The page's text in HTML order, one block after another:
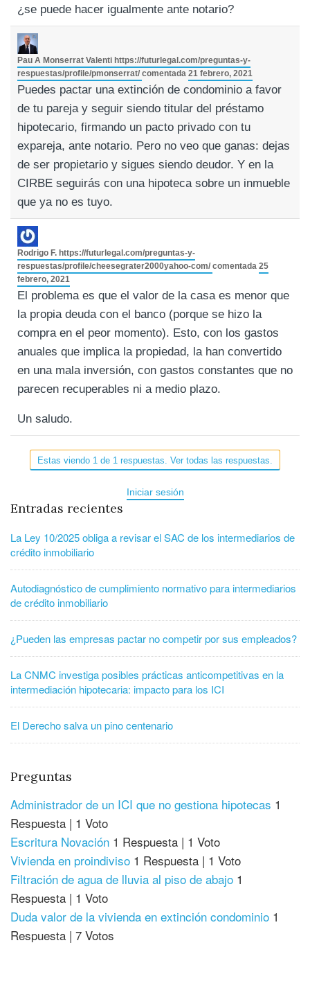
¿se puede hacer igualmente ante notario?
Pau A Monserrat Valenti https://futurlegal.com/preguntas-y-
respuestas/profile/pmonserrat/ comentada 21 febrero, 2021
Puedes pactar una extinción de condominio a favor
de tu pareja y seguir siendo titular del préstamo
hipotecario, firmando un pacto privado con tu
expareja, ante notario. Pero no veo que ganas: dejas
de ser propietario y sigues siendo deudor. Y en la
CIRBE seguirás con una hipoteca sobre un inmueble
que ya no es tuyo.
Rodrigo F. https://futurlegal.com/preguntas-y-
respuestas/profile/cheesegrater2000yahoo-com/ comentada 25
febrero, 2021
El problema es que el valor de la casa es menor que
la propia deuda con el banco (porque se hizo la
compra en el peor momento). Esto, con los gastos
anuales que implica la propiedad, la han convertido
en una mala inversión, con gastos constantes que no
parecen recuperables ni a medio plazo.
Un saludo.
Estas viendo 1 de 1 respuestas. Ver todas las respuestas.
Iniciar sesión
Entradas recientes
La Ley 10/2025 obliga a revisar el SAC de los intermediarios de
crédito inmobiliario
Autodiagnóstico de cumplimiento normativo para intermediarios
de crédito inmobiliario
¿Pueden las empresas pactar no competir por sus empleados?
La CNMC investiga posibles prácticas anticompetitivas en la
intermediación hipotecaria: impacto para los ICI
El Derecho salva un pino centenario
Preguntas
Administrador de un ICI que no gestiona hipotecas 1
Respuesta | 1 Voto
Escritura Novación 1 Respuesta | 1 Voto
Vivienda en proindiviso 1 Respuesta | 1 Voto
Filtración de agua de lluvia al piso de abajo 1
Respuesta | 1 Voto
Duda valor de la vivienda en extinción condominio 1
Respuesta | 7 Votos